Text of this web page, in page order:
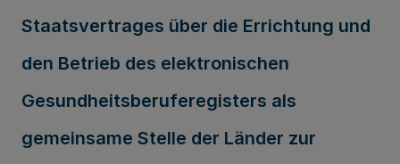
Staatsvertrages über die Errichtung und
den Betrieb des elektronischen
Gesundheitsberuferegisters als
gemeinsame Stelle der Länder zur